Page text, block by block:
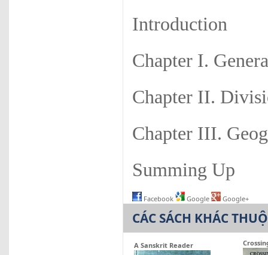
Introduction
Chapter I.
Chapter II.
Chapter III.
Summing Up
Facebook Google Google+
CÁC SÁCH KHÁC
A Sanskrit Reader